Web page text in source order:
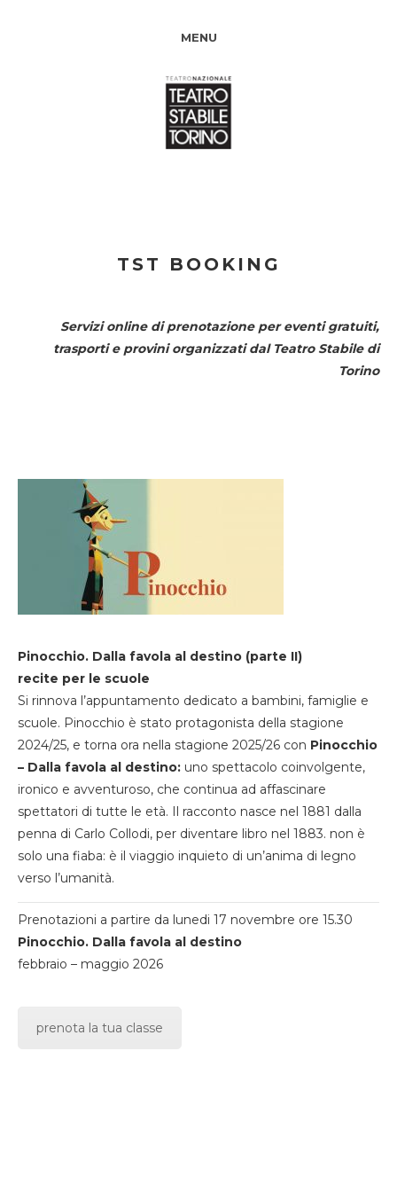
MENU
TST BOOKING
Servizi online di prenotazione per eventi gratuiti,
trasporti e provini organizzati dal Teatro Stabile di
Torino
Pinocchio. Dalla favola al destino (parte II)
recite per le scuole
Si rinnova l’appuntamento dedicato a bambini, famiglie e
scuole. Pinocchio è stato protagonista della stagione
2024/25, e torna ora nella stagione 2025/26 con Pinocchio
– Dalla favola al destino: uno spettacolo coinvolgente,
ironico e avventuroso, che continua ad affascinare
spettatori di tutte le età. Il racconto nasce nel 1881 dalla
penna di Carlo Collodi, per diventare libro nel 1883. non è
solo una fiaba: è il viaggio inquieto di un’anima di legno
verso l’umanità.
Prenotazioni a partire da lunedi 17 novembre ore 15.30
Pinocchio. Dalla favola al destino
febbraio – maggio 2026
prenota la tua classe